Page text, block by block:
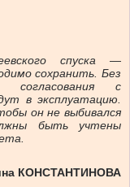
спуска —
сохранить. Без
с
в эксплуатацию.
он не выбивался
быть учтены
КОНСТАНТИНОВА